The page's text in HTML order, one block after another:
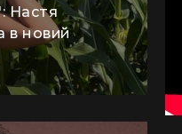
Настя
в новий